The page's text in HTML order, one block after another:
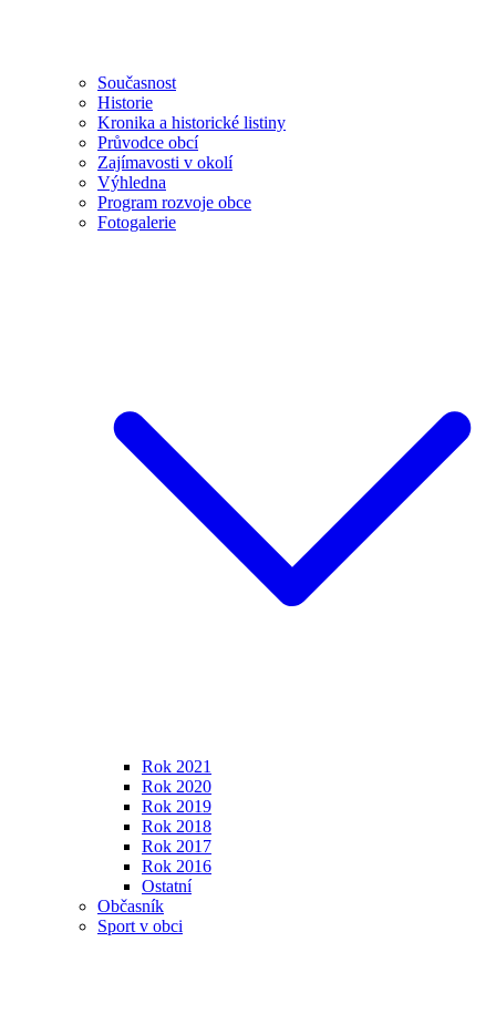
Současnost
Historie
Kronika a historické listiny
Průvodce obcí
Zajímavosti v okolí
Výhledna
Program rozvoje obce
Fotogalerie
Rok 2021
Rok 2020
Rok 2019
Rok 2018
Rok 2017
Rok 2016
Ostatní
Občasník
Sport v obci